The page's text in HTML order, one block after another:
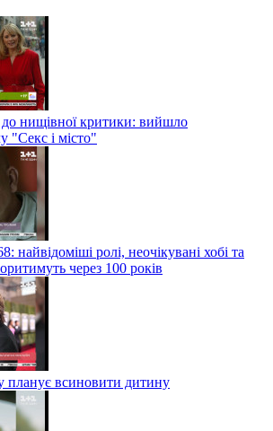
до нищівної критики: вийшло
"Секс і місто"
ролі, неочікувані хобі та
через 100 років
планує всиновити дитину